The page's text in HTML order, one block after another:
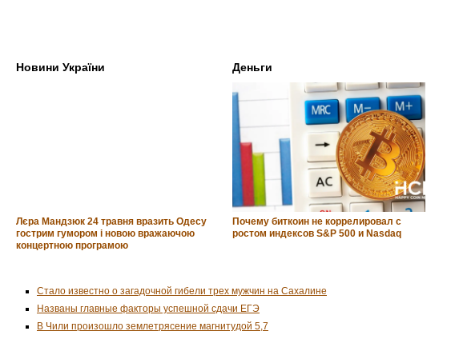
Новини України
Лєра Мандзюк 24 травня вразить Одесу
гострим гумором і новою вражаючою
концертною програмою
Деньги
Почему биткоин не коррелировал с
ростом индексов S&P 500 и Nasdaq
Стало известно о загадочной гибели трех мужчин на Сахалине
Названы главные факторы успешной сдачи ЕГЭ
В Чили произошло землетрясение магнитудой 5,7